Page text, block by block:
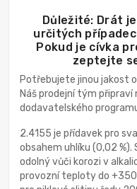
Důležité: Drát
určitých
Pokud je cívka
zeptejte
Potřebujete jinou jakost
Náš prodejní tým připraví
dodavatelského
2.4155 je přídavek pro
obsahem uhlíku (0,02
odolný vůči korozi v
provozní teploty do +350